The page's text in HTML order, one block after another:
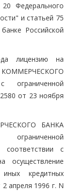
Федерального
и статьей 75
Российской
лицензию на
КОММЕРЧЕСКОГО
от 23 ноября
БАНКА
соответствии с
осуществление
кредитных
апреля 1996 г. N